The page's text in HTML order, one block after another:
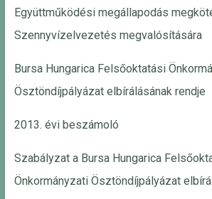
Együttműködési megállapodás
Szennyvízelvezetés megvalósítására
Bursa Hungarica Felsőoktatási
Ösztöndíjpályázat elbírálásának rendje
2013. évi beszámoló
Szabályzat a Bursa Hungarica
Önkormányzati Ösztöndíjpályázat